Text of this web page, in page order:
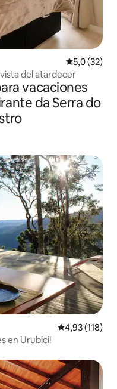
Calificación
5,0 (32)
del atardecer
vacaciones
da Serra do
destacados
Calificación
4,93 (118)
en Urubici!
destacados